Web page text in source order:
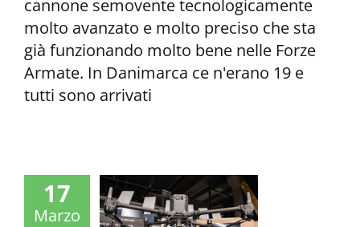
cannone semovente tecnologicamente
molto avanzato e molto preciso che sta
già funzionando molto bene nelle Forze
Armate. In Danimarca ce n'erano 19 e
tutti sono arrivati
17
Marzo